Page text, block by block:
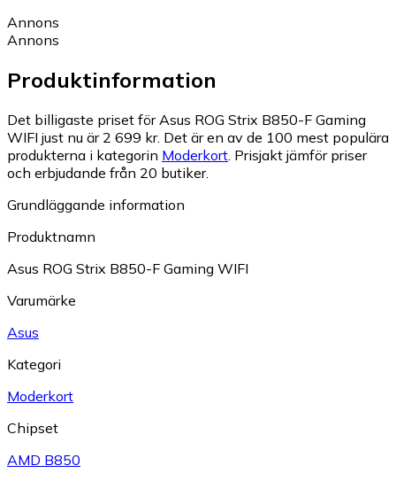
Annons
Annons
Produktinformation
Det billigaste priset för Asus ROG Strix B850-F Gaming
WIFI just nu är 2 699 kr. Det är en av de 100 mest populära
produkterna i kategorin Moderkort Prisjakt jämför priser
och erbjudande från 20 butiker.
Grundläggande information
Produktnamn
Asus ROG Strix B850-F Gaming WIFI
Varumärke
Asus
Kategori
Moderkort
Chipset
AMD B850